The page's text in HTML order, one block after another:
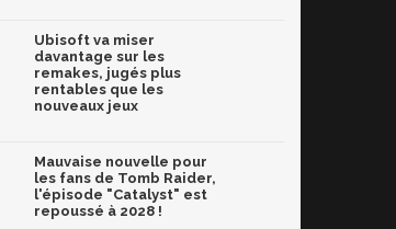
Ubisoft va miser
davantage sur les
remakes, jugés plus
rentables que les
nouveaux jeux
Mauvaise nouvelle pour
les fans de Tomb Raider,
l'épisode "Catalyst" est
repoussé à 2028 !